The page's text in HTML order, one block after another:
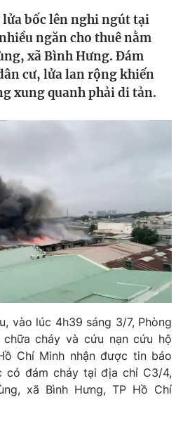
lai
bốc lên nghi ngút tại
ngăn cho thuê nằm
xã Bình Hưng. Đám
cư, lửa lan rộng khiến
xung quanh phải di tản.
vào lúc 4h39 sáng 3/7, Phòng
cháy và cứu nạn cứu hộ
Chí Minh nhận được tin báo
có đám cháy tại địa chỉ C3/4,
xã Bình Hưng, TP Hồ Chí